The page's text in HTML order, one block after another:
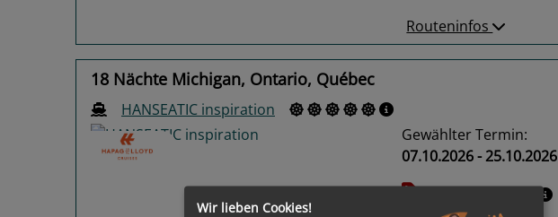
Routeninfos
18 Nächte Michigan, Ontario, Québec
HANSEATIC inspiration
Gewählter Termin:
07.10.2026 - 25.10.2026
Wir lieben Cookies!